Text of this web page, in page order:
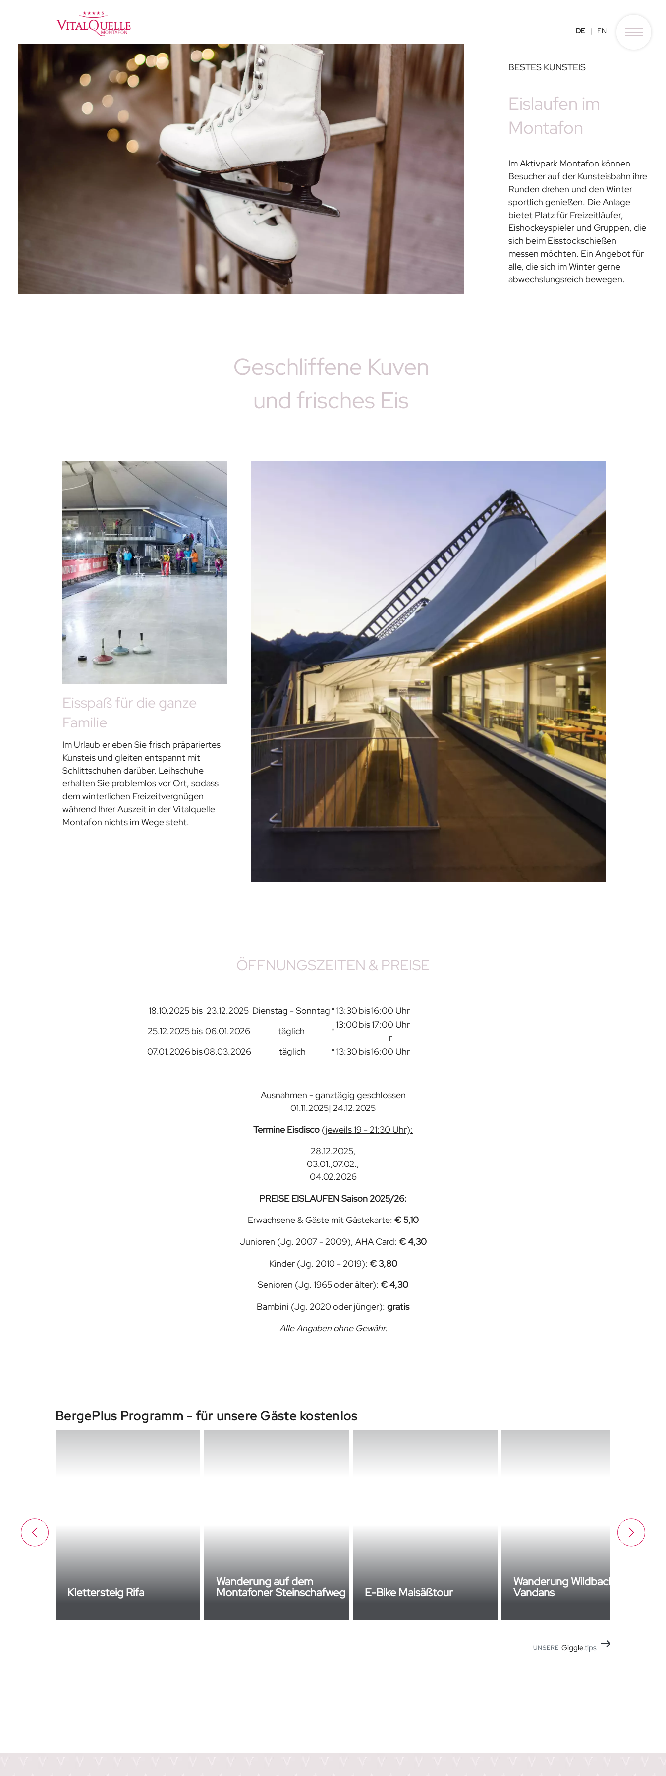
DE EN
BESTES KUNSTEIS
Eislaufen im
Montafon
Im Aktivpark Montafon können
Besucher auf der Kunsteisbahn ihre
Runden drehen und den Winter
sportlich genießen. Die Anlage
bietet Platz für Freizeitläufer,
Eishockeyspieler und Gruppen, die
sich beim Eisstockschießen
messen möchten. Ein Angebot für
alle, die sich im Winter gerne
abwechslungsreich bewegen.
Geschliffene Kuven
und frisches Eis
Eisspaß für die ganze
Familie
Im Urlaub erleben Sie frisch präpariertes
Kunsteis und gleiten entspannt mit
Schlittschuhen darüber. Leihschuhe
erhalten Sie problemlos vor Ort, sodass
dem winterlichen Freizeitvergnügen
während Ihrer Auszeit in der Vitalquelle
Montafon nichts im Wege steht.
ÖFFNUNGSZEITEN & PREISE
18.10.2025 bis 23.12.2025 Dienstag - Sonntag*13:30 bis16:00 Uhr
25.12.2025bis 06.01.2026 täglich *
13:00bis17:00 Uhr
r
07.01.2026bis08.03.2026 täglich *13:30 bis16:00 Uhr
Ausnahmen - ganztägig geschlossen
01.11.2025| 24.12.2025
Termine Eisdisco (jeweils 19 - 21:30 Uhr):
28.12.2025,
03.01.,07.02.,
04.02.2026
PREISE EISLAUFEN Saison 2025/26:
Erwachsene & Gäste mit Gästekarte: € 5,10
Junioren (Jg. 2007 - 2009), AHA Card: € 4,30
Kinder (Jg. 2010 - 2019): € 3,80
Senioren (Jg. 1965 oder älter): € 4,30
Bambini (Jg. 2020 oder jünger): gratis
Alle Angaben ohne Gewähr.
BergePlus Programm - für unsere Gäste kostenlos
Klettersteig Rifa
Wanderung auf dem
Montafoner Steinschafweg E-Bike Maisäßtour
Wanderung Wildbachweg
Vandans
UNSERE Giggle.tips